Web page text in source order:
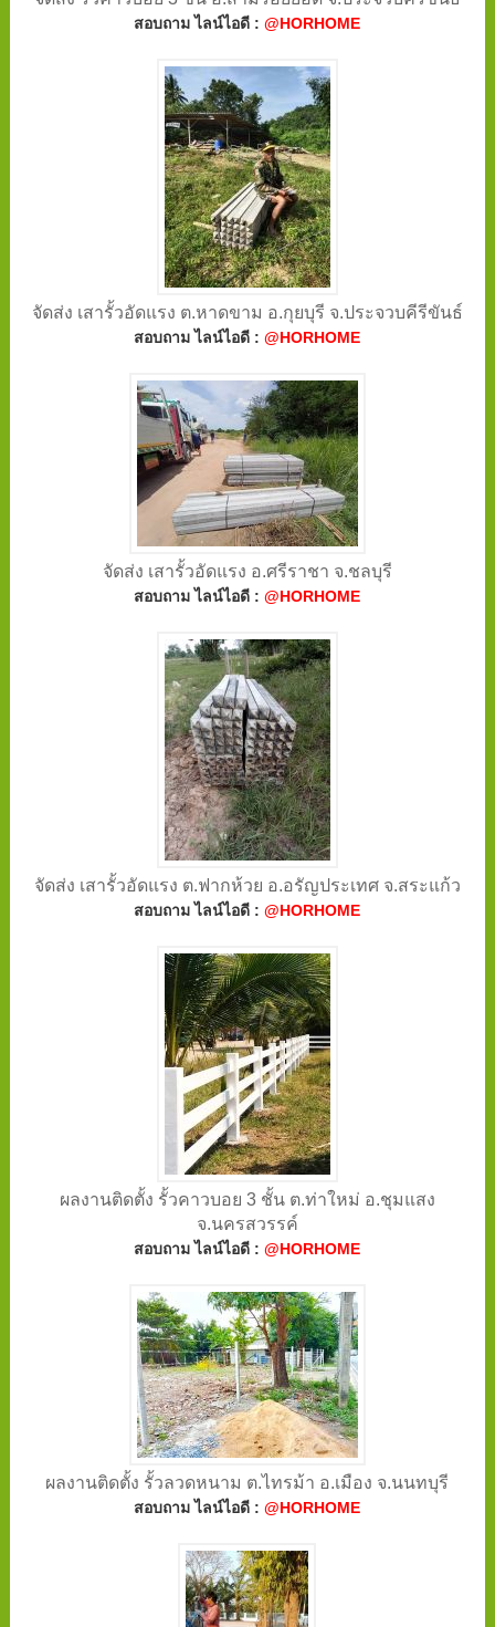
สอบถาม ไลน์ไอดี :@HORHOME
จัดส่ง เสารั้วอัดแรง ต.หาดขาม อ.กุยบุรี จ.ประจวบคีรีขันธ์
สอบถาม ไลน์ไอดี :@HORHOME
จัดส่ง เสารั้วอัดแรง อ.ศรีราชา จ.ชลบุรี
สอบถาม ไลน์ไอดี :@HORHOME
จัดส่ง เสารั้วอัดแรง ต.ฟากห้วย อ.อรัญประเทศ จ.สระแก้ว
สอบถาม ไลน์ไอดี :@HORHOME
ผลงานติดตั้ง รั้วคาวบอย 3 ชั้น ต.ท่าใหม่ อ.ชุมแสง
จ.นครสวรรค์
สอบถาม ไลน์ไอดี :@HORHOME
ผลงานติดตั้ง รั้วลวดหนาม ต.ไทรม้า อ.เมือง จ.นนทบุรี
สอบถาม ไลน์ไอดี :@HORHOME